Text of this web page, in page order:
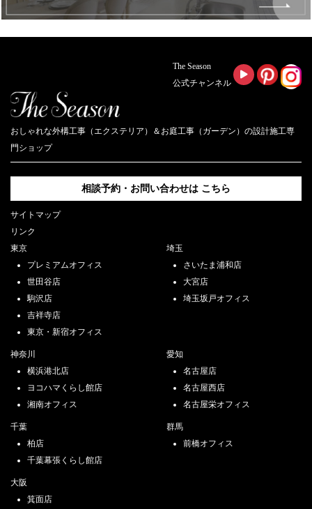
The Season
公式チャンネル
おしゃれな外構工事（エクステリア）＆お庭工事（ガーデン）の設計施工専
門ショップ
相談予約・お問い合わせは こちら
サイトマップ
リンク
東京
プレミアムオフィス
世田谷店
駒沢店
吉祥寺店
東京・新宿オフィス
千葉
柏店
千葉幕張くらし館店
群馬
前橋オフィス
愛知
名古屋店
名古屋西店
名古屋栄オフィス
神奈川
横浜港北店
ヨコハマくらし館店
湘南オフィス
埼玉
さいたま浦和店
大宮店
埼玉坂戸オフィス
大阪
箕面店